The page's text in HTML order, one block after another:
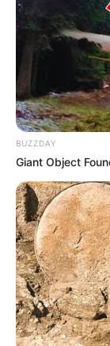
Weekends
Cold– dengan
Vacance in
Album
BUZZDAY
Giant Object